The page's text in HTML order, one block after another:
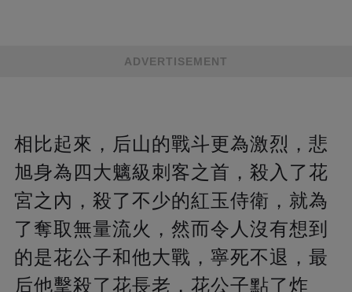
ADVERTISEMENT
相比起來，后山的戰斗更為激烈，悲
旭身為四大魑級刺客之首，殺入了花
宮之內，殺了不少的紅玉侍衛，就為
了奪取無量流火，然而令人沒有想到
的是花公子和他大戰，寧死不退，最
后他擊殺了花長老，花公子點了炸